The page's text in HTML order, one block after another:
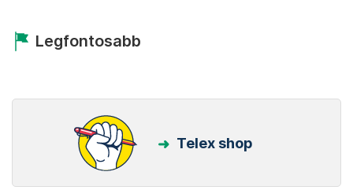
Legfontosabb
Telex shop